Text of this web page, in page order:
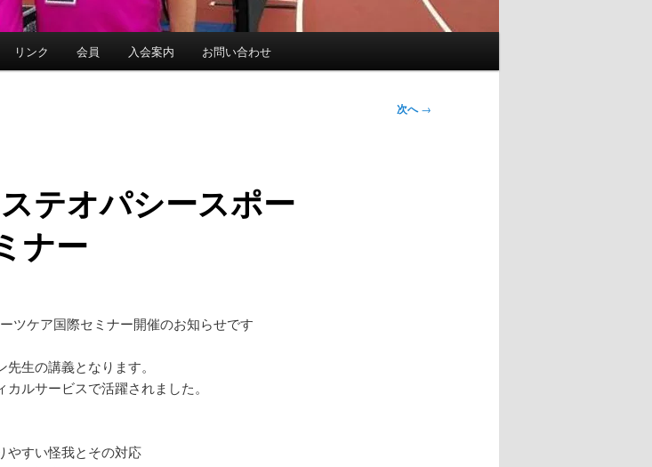
リンク 会員 入会案内 お問い合わせ
次へ→
テオパシースポー
ナー
ツケア国際セミナー開催のお知らせです
生の講義となります。
ルサービスで活躍されました。
やすい怪我とその対応